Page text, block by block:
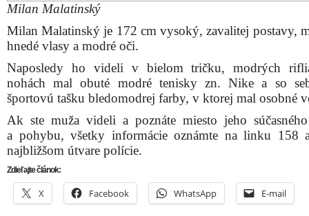
Milan Malatinský
Milan Malatinský je 172 cm vysoký, zavalitej postavy,
hnedé vlasy a modré oči.
Naposledy ho videli v bielom tričku, modrých
nohách mal obuté modré tenisky zn. Nike a so
športovú tašku bledomodrej farby, v ktorej mal osobné
Ak ste muža videli a poznáte miesto jeho
a pohybu, všetky informácie oznámte na linku 158
najbližšom útvare polície.
Zdieľajte článok:
X Facebook WhatsApp E-mail